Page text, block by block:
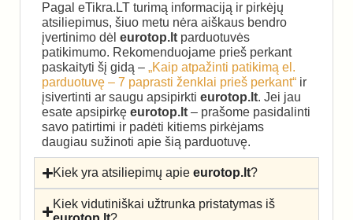
Pagal eTikra.LT turimą informaciją ir pirkėjų
atsiliepimus, šiuo metu nėra aiškaus bendro
įvertinimo dėl eurotop.lt parduotuvės
patikimumo. Rekomenduojame prieš perkant
paskaityti šį gidą – „Kaip atpažinti patikimą el.
parduotuvę – 7 paprasti ženklai prieš perkant“ ir
įsivertinti ar saugu apsipirkti eurotop.lt. Jei jau
esate apsipirkę eurotop.lt – prašome pasidalinti
savo patirtimi ir padėti kitiems pirkėjams
daugiau sužinoti apie šią parduotuvę.
Kiek yra atsiliepimų apieeurotop.lt?
Kiek vidutiniškai užtrunka pristatymas iš